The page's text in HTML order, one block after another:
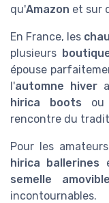
qu'Amazon et sur
En France, les
plusieurs
épouse
l'automne hiver
hirica boots
rencontre du
Pour les
hirica ballerines
semelle amovible